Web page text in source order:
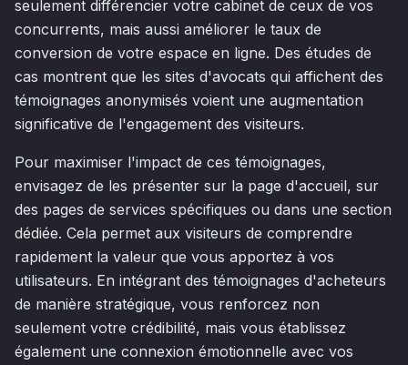
seulement différencier votre cabinet de ceux de vos
concurrents, mais aussi améliorer le taux de
conversion de votre espace en ligne. Des études de
cas montrent que les sites d'avocats qui affichent des
témoignages anonymisés voient une augmentation
significative de l'engagement des visiteurs.
Pour maximiser l'impact de ces témoignages,
envisagez de les présenter sur la page d'accueil, sur
des pages de services spécifiques ou dans une section
dédiée. Cela permet aux visiteurs de comprendre
rapidement la valeur que vous apportez à vos
utilisateurs. En intégrant des témoignages d'acheteurs
de manière stratégique, vous renforcez non
seulement votre crédibilité, mais vous établissez
également une connexion émotionnelle avec vos